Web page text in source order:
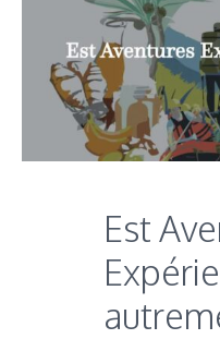
Est